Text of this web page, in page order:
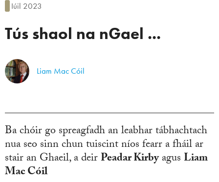
Tús shaol na nGael ...
Iúil 2023
Liam Mac Cóil
Ba chóir go spreagfadh an leabhar tábhachtach
nua seo sinn chun tuiscint níos fearr a fháil ar
stair an Ghaeil, a deirPeadar KirbyagusLiam
Mac Cóil